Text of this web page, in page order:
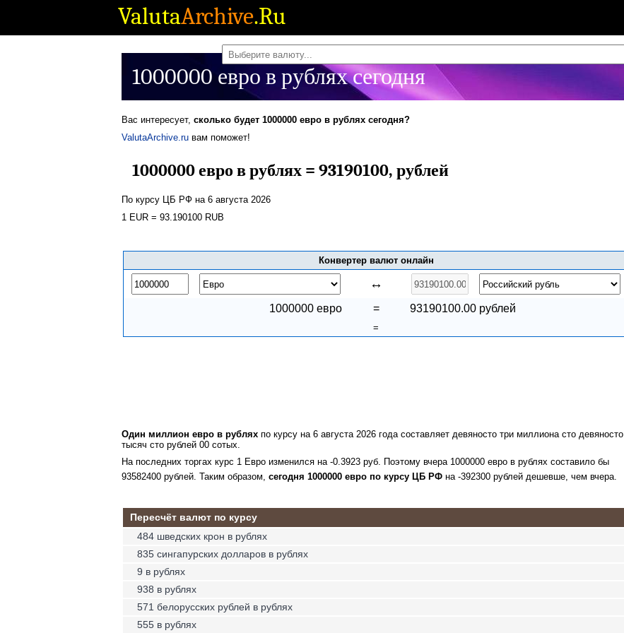
ValutaArchive.Ru
1000000 евро в рублях сегодня
Вас интересует, сколько будет 1000000 евро в рублях сегодня?
ValutaArchive.ru вам поможет!
1000000 евро в рублях = 93190100, рублей
По курсу ЦБ РФ на 6 августа 2026
1 EUR = 93.190100 RUB
Конвертер валют онлайн
↔
1000000 евро = 93190100.00 рублей
=
Один миллион евро в рублях по курсу на 6 августа 2026 года составляет девяносто три миллиона сто девяносто
тысяч сто рублей 00 сотых.
На последних торгах курс 1 Евро изменился на -0.3923 руб. Поэтому вчера 1000000 евро в рублях составило бы
93582400 рублей. Таким образом, сегодня 1000000 евро по курсу ЦБ РФ на -392300 рублей дешевше, чем вчера.
Пересчёт валют по курсу
484 шведских крон в рублях
835 сингапурских долларов в рублях
9 в рублях
938 в рублях
571 белорусских рублей в рублях
555 в рублях